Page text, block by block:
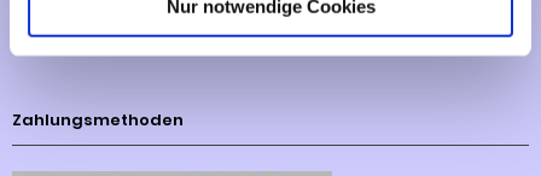
Nur notwendige Cookies
Zahlungsmethoden